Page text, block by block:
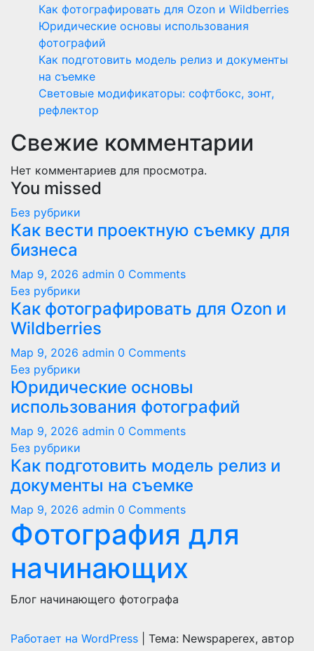
Как фотографировать для Ozon и Wildberries
Юридические основы использования
фотографий
Как подготовить модель релиз и документы
на съемке
Световые модификаторы: софтбокс, зонт,
рефлектор
Свежие комментарии
Нет комментариев для просмотра.
You missed
Без рубрики
Как вести проектную съемку для
бизнеса
Мар 9, 2026 admin 0 Comments
Без рубрики
Как фотографировать для Ozon и
Wildberries
Мар 9, 2026 admin 0 Comments
Без рубрики
Юридические основы
использования фотографий
Мар 9, 2026 admin 0 Comments
Без рубрики
Как подготовить модель релиз и
документы на съемке
Мар 9, 2026 admin 0 Comments
Фотография для
начинающих
Блог начинающего фотографа
Работает на WordPress
Тема: Newspaperex, автор